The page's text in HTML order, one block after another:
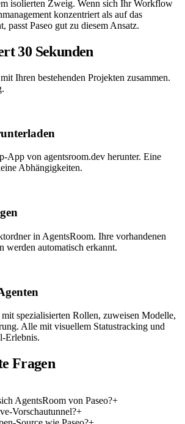
isolierten Zweig. Wenn sich Ihr Workflow
konzentriert als auf das
passt Paseo gut zu diesem Ansatz.
30 Sekunden
Ihren bestehenden Projekten zusammen.
App von agentsroom.dev herunter. Eine
Abhängigkeiten.
in AgentsRoom. Ihre vorhandenen
automatisch erkannt.
spezialisierten Rollen, zuweisen Modelle,
Alle mit visuellem Statustracking und
Erlebnis.
Fragen
AgentsRoom von Paseo?+
Vorschautunnel?+